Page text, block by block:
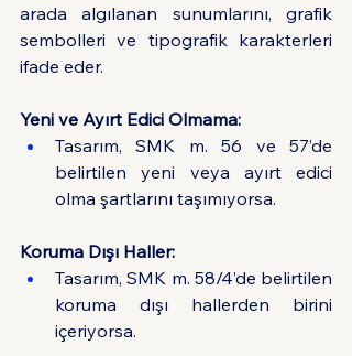
arada algılanan sunumlarını, grafik
sembolleri ve tipografik karakterleri
ifade eder.
Yeni ve Ayırt Edici Olmama:
Tasarım, SMK m. 56 ve 57’de
belirtilen yeni veya ayırt edici
olma şartlarını taşımıyorsa.
Koruma Dışı Haller:
Tasarım, SMK m. 58/4’de belirtilen
koruma dışı hallerden birini
içeriyorsa.